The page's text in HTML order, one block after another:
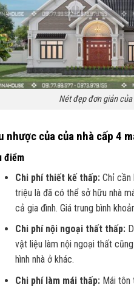
Nét đẹp đơn giản
nhược của của nhà cấp 4
điểm
Chi phí thiết kế thấp: Chỉ cần
triệu là đã có thể sở hữu nhà
cả gia đình. Giá trung bình
Chi phí nội ngoại thất thấp:
vật liệu làm nội ngoại thất
hình nhà ở khác.
Chi phí làm mái thấp: Mái tôn